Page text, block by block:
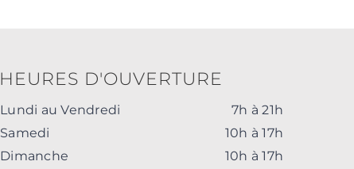
HEURES D'OUVERTURE
Lundi au Vendredi
7h à 21h
Samedi
10h à 17h
Dimanche
10h à 17h